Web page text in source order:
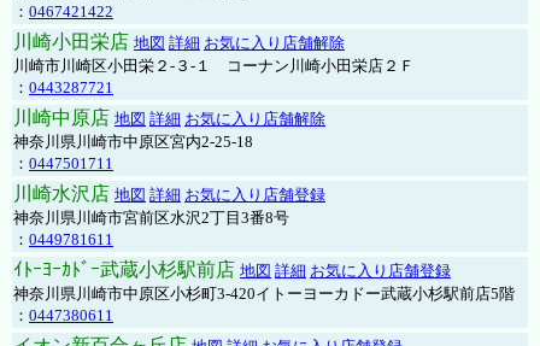
： 0467421422
川崎小田栄店 地図 詳細 お気に入り店舗解除
川崎市川崎区小田栄２‐３‐１ コーナン川崎小田栄店２Ｆ
： 0443287721
川崎中原店 地図 詳細 お気に入り店舗解除
神奈川県川崎市中原区宮内2-25-18
： 0447501711
川崎水沢店 地図 詳細 お気に入り店舗登録
神奈川県川崎市宮前区水沢2丁目3番8号
： 0449781611
ｲﾄｰﾖｰｶﾄﾞｰ武蔵小杉駅前店 地図 詳細 お気に入り店舗登録
神奈川県川崎市中原区小杉町3-420イトーヨーカドー武蔵小杉駅前店5階
： 0447380611